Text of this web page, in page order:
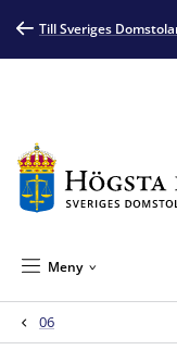
Till Sveriges
Meny
06